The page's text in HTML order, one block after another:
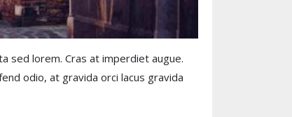
sed lorem. Cras at imperdiet augue.
odio, at gravida orci lacus gravida